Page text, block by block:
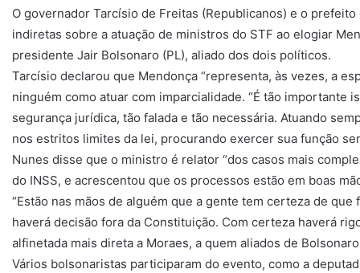
O governador Tarcísio de Freitas (Republicanos) e o
indiretas sobre a atuação de ministros do STF ao elogiar
presidente Jair Bolsonaro (PL), aliado dos dois políticos.
Tarcísio declarou que Mendonça “representa, às vezes, a
ninguém como atuar com imparcialidade. “É tão importante
segurança jurídica, tão falada e tão necessária. Atuando
nos estritos limites da lei, procurando exercer sua função
Nunes disse que o ministro é relator “dos casos mais
do INSS, e acrescentou que os processos estão em boas
“Estão nas mãos de alguém que a gente tem certeza de
haverá decisão fora da Constituição. Com certeza haverá
alfinetada mais direta a Moraes, a quem aliados de
Vários bolsonaristas participaram do evento, como a